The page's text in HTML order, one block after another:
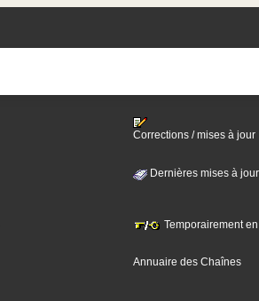
Corrections / mises à jour
Dernières mises à
Temporairement
Annuaire des Chaînes